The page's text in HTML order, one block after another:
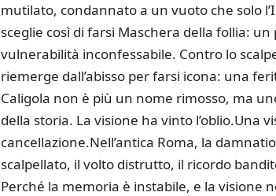
mutilato, condannato a un vuoto che solo
sceglie così di farsi Maschera della follia:
vulnerabilità inconfessabile. Contro lo
riemerge dall’abisso per farsi icona: una
Caligola non è più un nome rimosso, ma
della storia. La visione ha vinto l’oblio.Una
cancellazione.Nell’antica Roma, la
scalpellato, il volto distrutto, il ricordo
Perché la memoria è instabile, e la visione